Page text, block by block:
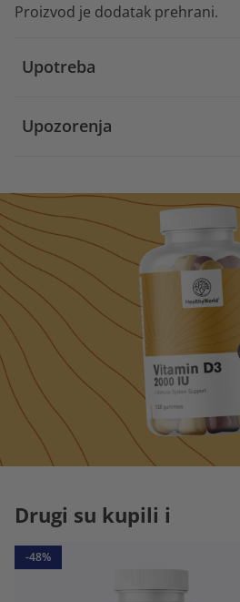
Proizvod je dodatak prehrani.
Upotreba
Upozorenja
Drugi su kupili i
-48%